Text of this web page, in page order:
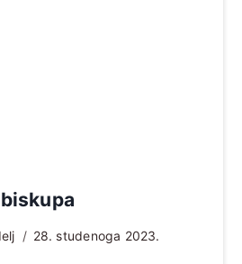
28. studenoga 2023.